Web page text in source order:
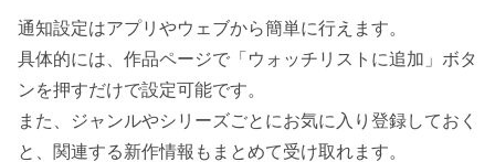
通知設定はアプリやウェブから簡単に行えます。
具体的には、作品ページで「ウォッチリストに追加」ボタ
ンを押すだけで設定可能です。
また、ジャンルやシリーズごとにお気に入り登録しておく
と、関連する新作情報もまとめて受け取れます。